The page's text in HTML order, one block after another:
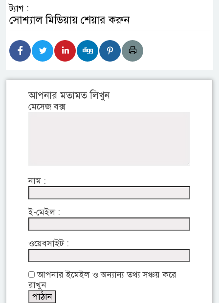
ট্যাগ :
সোশ্যাল মিডিয়ায় শেয়ার করুন
আপনার মতামত লিখুন
মেসেজ বক্স
নাম :
ই-মেইল :
ওয়েবসাইট :
আপনার ইমেইল ও অন্যান্য তথ্য সঞ্চয় করে
রাখুন